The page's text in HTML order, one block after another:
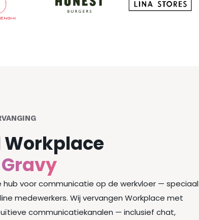
hub voor communicatie op de werkvloer — speciaal
medewerkers. Wij vervangen Workplace met
communicatiekanalen — inclusief chat,